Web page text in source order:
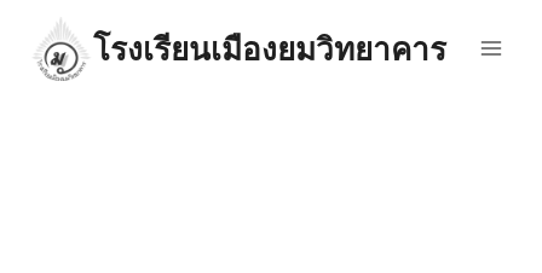
โรงเรียนเมืองยมวิทยาคาร